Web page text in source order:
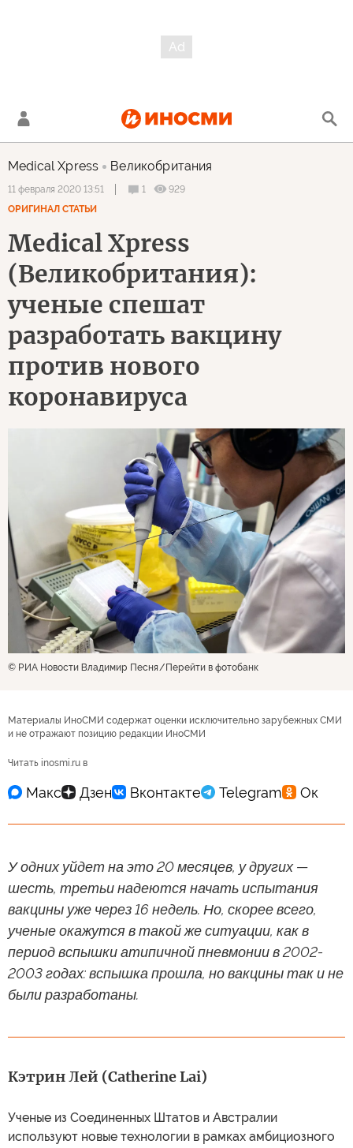
Medical Хpress Великобритания
11 февраля 2020 13:51 1
929
ОРИГИНАЛ СТАТЬИ
Medical Xpress
(Великобритания):
ученые спешат
разработать вакцину
против нового
коронавируса
© РИА Новости Владимир Песня Перейти в фотобанк
Материалы ИноСМИ содержат оценки исключительно зарубежных СМИ
и не отражают позицию редакции ИноСМИ
Читать inosmi.ru в
У одних уйдет на это 20 месяцев, у других —
шесть, третьи надеются начать испытания
вакцины уже через 16 недель. Но, скорее всего,
ученые окажутся в такой же ситуации, как в
период вспышки атипичной пневмонии в 2002-
2003 годах: вспышка прошла, но вакцины так и не
были разработаны.
Кэтрин Лей (Catherine Lai)
Ученые из Соединенных Штатов и Австралии
используют новые технологии в рамках амбициозного